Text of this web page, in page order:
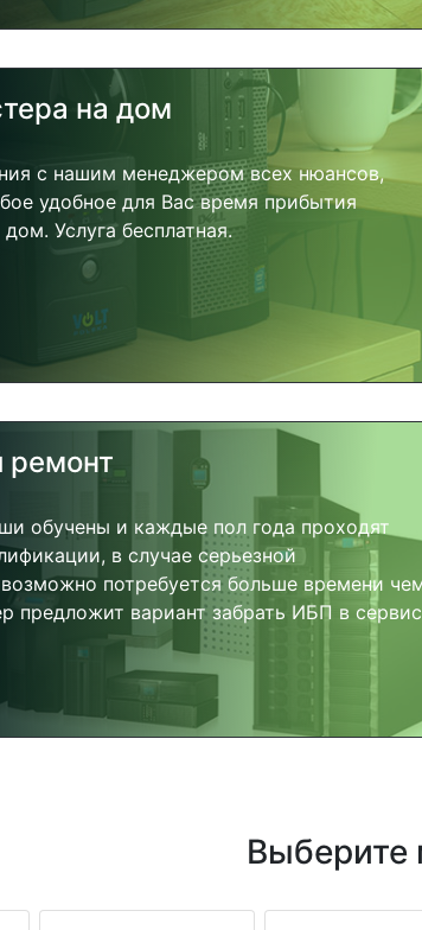
на дом
с нашим менеджером всех нюансов,
удобное для Вас время прибытия
Услуга бесплатная.
ремонт
обучены и каждые пол года проходят
в случае серьезной
потребуется больше времени
предложит вариант забрать ИБП в сервис